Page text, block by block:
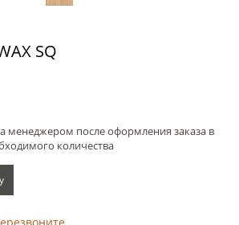
SQ
менеджером после оформления заказа в
количества